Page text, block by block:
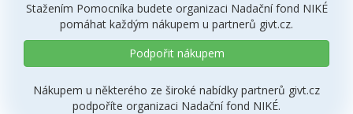
Stažením Pomocníka budete organizaci Nadační fond NIKÉ
pomáhat každým nákupem u partnerů givt.cz.
Podpořit nákupem
Nákupem u některého ze široké nabídky partnerů givt.cz
podpoříte organizaci Nadační fond NIKÉ.